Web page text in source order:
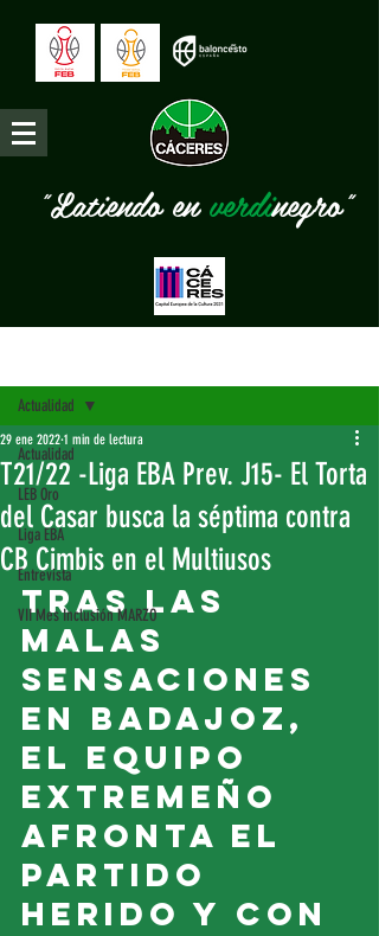
"Latiendo enverdinegro"
Actualidad
LEB Oro
Liga EBA
Entrevista
VII Mes Inclusión MARZO
Actualidad
T21/22 -Liga EBA Prev. J15- El Torta
del Casar busca la séptima contra
CB Cimbis en el Multiusos
29 ene 2022 1 min de lectura
Tras las
malas
sensaciones
en Badajoz,
el equipo
extremeño
afronta el
partido
herido y con